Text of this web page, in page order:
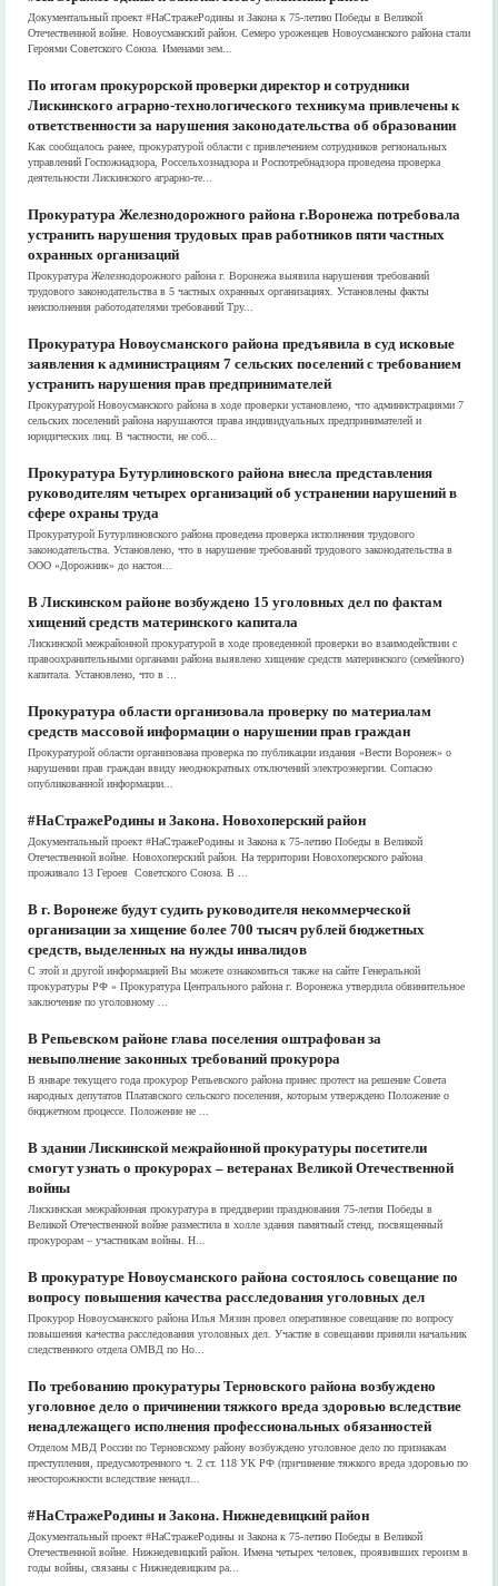
Документальный проект #НаСтражеРодины и Закона к 75-летию Победы в Великой
Отечественной войне. Новоусманский район. Семеро уроженцев Новоусманского района стали
Героями Советского Союза. Именами зем...
По итогам прокурорской проверки директор и сотрудники
Лискинского аграрно-технологического техникума привлечены к
ответственности за нарушения законодательства об образовании
Как сообщалось ранее, прокуратурой области с привлечением сотрудников региональных
управлений Госпожнадзора, Россельхознадзора и Роспотребнадзора проведена проверка
деятельности Лискинского аграрно-те...
Прокуратура Железнодорожного района г.Воронежа потребовала
устранить нарушения трудовых прав работников пяти частных
охранных организаций
Прокуратура Железнодорожного района г. Воронежа выявила нарушения требований
трудового законодательства в 5 частных охранных организациях. Установлены факты
неисполнения работодателями требований Тру...
Прокуратура Новоусманского района предъявила в суд исковые
заявления к администрациям 7 сельских поселений с требованием
устранить нарушения прав предпринимателей
Прокуратурой Новоусманского района в ходе проверки установлено, что администрациями 7
сельских поселений района нарушаются права индивидуальных предпринимателей и
юридических лиц. В частности, не соб...
Прокуратура Бутурлиновского района внесла представления
руководителям четырех организаций об устранении нарушений в
сфере охраны труда
Прокуратурой Бутурлиновского района проведена проверка исполнения трудового
законодательства. Установлено, что в нарушение требований трудового законодательства в
ООО «Дорожник» до настоя...
В Лискинском районе возбуждено 15 уголовных дел по фактам
хищений средств материнского капитала
Лискинской межрайонной прокуратурой в ходе проведенной проверки во взаимодействии с
правоохранительными органами района выявлено хищение средств материнского (семейного)
капитала. Установлено, что в ...
Прокуратура области организовала проверку по материалам
средств массовой информации о нарушении прав граждан
Прокуратурой области организована проверка по публикации издания «Вести Воронеж» о
нарушении прав граждан ввиду неоднократных отключений электроэнергии. Согласно
опубликованной информации...
#НаСтражеРодины и Закона. Новохоперский район
Документальный проект #НаСтражеРодины и Закона к 75-летию Победы в Великой
Отечественной войне. Новохоперский район. На территории Новохоперского района
проживало 13 Героев Советского Союза. В ...
В г. Воронеже будут судить руководителя некоммерческой
организации за хищение более 700 тысяч рублей бюджетных
средств, выделенных на нужды инвалидов
С этой и другой информацией Вы можете ознакомиться также на сайте Генеральной
прокуратуры РФ » Прокуратура Центрального района г. Воронежа утвердила обвинительное
заключение по уголовному ...
В Репьевском районе глава поселения оштрафован за
невыполнение законных требований прокурора
В январе текущего года прокурор Репьевского района принес протест на решение Совета
народных депутатов Платавского сельского поселения, которым утверждено Положение о
бюджетном процессе. Положение не ...
В здании Лискинской межрайонной прокуратуры посетители
смогут узнать о прокурорах – ветеранах Великой Отечественной
войны
Лискинская межрайонная прокуратура в преддверии празднования 75-летия Победы в
Великой Отечественной войне разместила в холле здания памятный стенд, посвященный
прокурорам – участникам войны. Н...
В прокуратуре Новоусманского района состоялось совещание по
вопросу повышения качества расследования уголовных дел
Прокурор Новоусманского района Илья Мязин провел оперативное совещание по вопросу
повышения качества расследования уголовных дел. Участие в совещании приняли начальник
следственного отдела ОМВД по Но...
По требованию прокуратуры Терновского района возбуждено
уголовное дело о причинении тяжкого вреда здоровью вследствие
ненадлежащего исполнения профессиональных обязанностей
Отделом МВД России по Терновскому району возбуждено уголовное дело по признакам
преступления, предусмотренного ч. 2 ст. 118 УК РФ (причинение тяжкого вреда здоровью по
неосторожности вследствие ненадл...
#НаСтражеРодины и Закона. Нижнедевицкий район
Документальный проект #НаСтражеРодины и Закона к 75-летию Победы в Великой
Отечественной войне. Нижнедевицкий район. Имена четырех человек, проявивших героизм в
годы войны, связаны с Нижнедевицким ра...